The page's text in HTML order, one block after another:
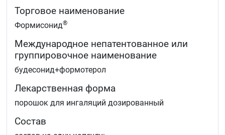
Торговое наименование
Формисонид®
Международное непатентованное или
группировочное наименование
будесонид+формотерол
Лекарственная форма
порошок для ингаляций дозированный
Состав